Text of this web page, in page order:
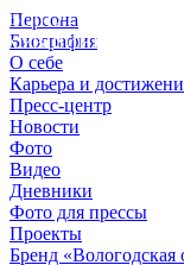
Персона
Биография
О себе
Карьера и
Пресс-центр
Новости
Фото
Видео
Дневники
Фото для прессы
Проекты
Бренд «Вологодская
© 2012 - 2023,
КУВШИННИКОВ